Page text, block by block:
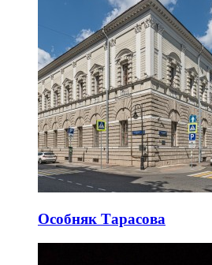
Особняк Тарасова